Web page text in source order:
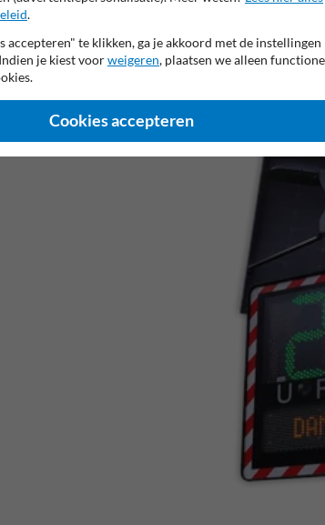
.
accepteren" te klikken, ga je akkoord met de instellingen
je kiest voorweigeren, plaatsen we alleen
Cookies accepteren